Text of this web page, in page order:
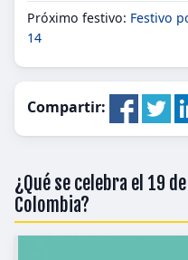
Próximo festivo: Festivo
14
Compartir:
¿Qué se celebra el 19
Colombia?